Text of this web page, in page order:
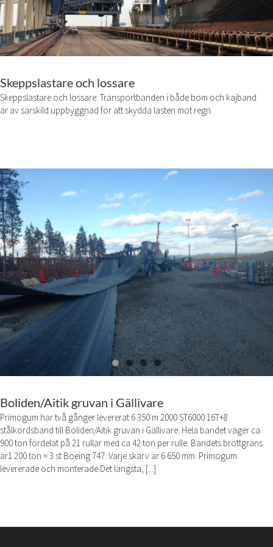
Skeppslastare och lossare
Skeppslastare och lossare. Transportbanden i både bom och kajband
är av särskild uppbyggnad för att skydda lasten mot regn.
Boliden/Aitik gruvan i Gällivare
Primogum har två gånger levererat 6 350 m 2000 ST6000 16T+8
stålkordsband till Boliden/Aitik gruvan i Gällivare. Hela bandet väger ca
900 ton fördelat på 21 rullar med ca 42 ton per rulle. Bandets brottgräns
är1 200 ton = 3 st Boeing 747. Varje skarv är 6 650 mm. Primogum
levererade och monterade Det längsta, [...]